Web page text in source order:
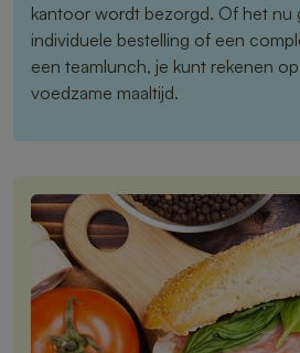
kantoor wordt bezorgd. Of het nu
individuele bestelling of een
een teamlunch, je kunt rekenen
voedzame maaltijd.